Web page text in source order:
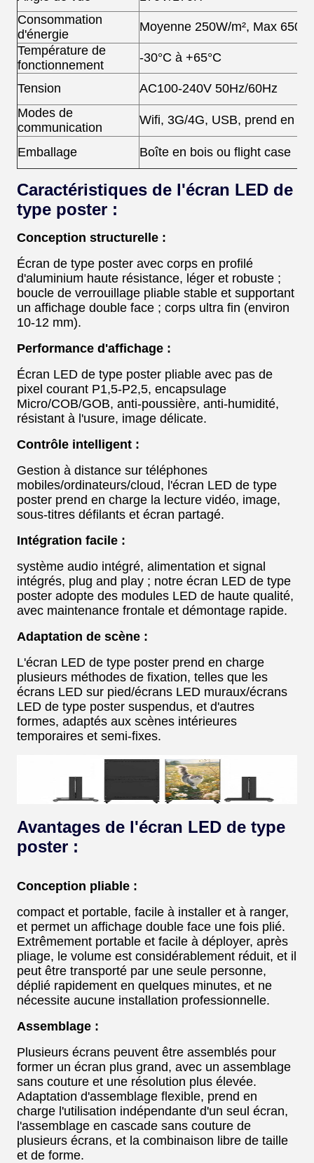
Consommation
d'énergie
Moyenne 250W/m², Max
Température de
fonctionnement
-30°C à +65°C
Tension
AC100-240V 50Hz/60Hz
Modes de
communication
Wifi, 3G/4G, USB, prend en
Emballage Boîte en bois ou flight case
Caractéristiques de l'écran LED de
type poster :
Conception structurelle :
Écran de type poster avec corps en profilé
d'aluminium haute résistance, léger et robuste ;
boucle de verrouillage pliable stable et supportant
un affichage double face ; corps ultra fin (environ
10-12 mm).
Performance d'affichage :
Écran LED de type poster pliable avec pas de
pixel courant P1,5-P2,5, encapsulage
Micro/COB/GOB, anti-poussière, anti-humidité,
résistant à l'usure, image délicate.
Contrôle intelligent :
Gestion à distance sur téléphones
mobiles/ordinateurs/cloud, l'écran LED de type
poster prend en charge la lecture vidéo, image,
sous-titres défilants et écran partagé.
Intégration facile :
système audio intégré, alimentation et signal
intégrés, plug and play ; notre écran LED de type
poster adopte des modules LED de haute qualité,
avec maintenance frontale et démontage rapide.
Adaptation de scène :
L'écran LED de type poster prend en charge
plusieurs méthodes de fixation, telles que les
écrans LED sur pied/écrans LED muraux/écrans
LED de type poster suspendus, et d'autres
formes, adaptés aux scènes intérieures
temporaires et semi-fixes.
Avantages de l'écran LED de type
poster :
Conception pliable :
compact et portable, facile à installer et à ranger,
et permet un affichage double face une fois plié.
Extrêmement portable et facile à déployer, après
pliage, le volume est considérablement réduit, et il
peut être transporté par une seule personne,
déplié rapidement en quelques minutes, et ne
nécessite aucune installation professionnelle.
Assemblage :
Plusieurs écrans peuvent être assemblés pour
former un écran plus grand, avec un assemblage
sans couture et une résolution plus élevée.
Adaptation d'assemblage flexible, prend en
charge l'utilisation indépendante d'un seul écran,
l'assemblage en cascade sans couture de
plusieurs écrans, et la combinaison libre de taille
et de forme.